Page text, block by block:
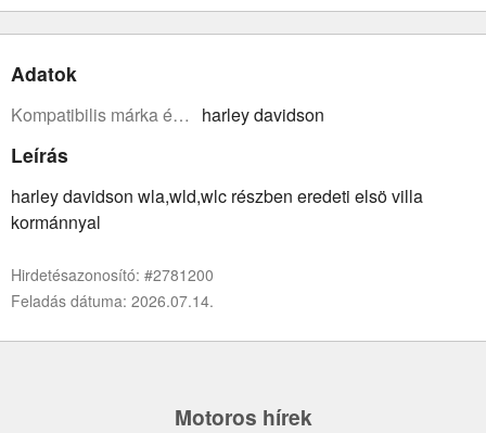
Adatok
Kompatibilis márka és modell: harley davidson
Leírás
harley davidson wla,wld,wlc részben eredeti elsö villa
kormánnyal
Hirdetésazonosító: #2781200
Feladás dátuma: 2026.07.14.
Motoros hírek